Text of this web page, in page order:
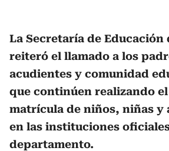
La Secretaría de Educación
reiteró el llamado a los
acudientes y comunidad
que continúen realizando
matrícula de niños, niñas y
en las instituciones
departamento.